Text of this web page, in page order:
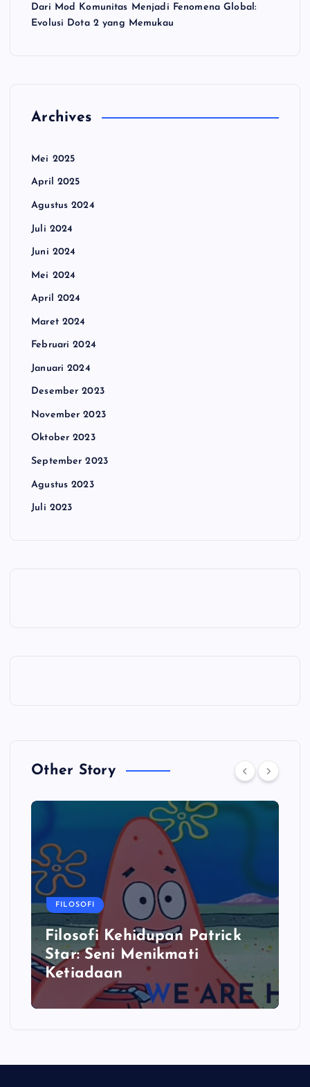
Dari Mod Komunitas Menjadi Fenomena Global:
Evolusi Dota 2 yang Memukau
Archives
Mei 2025
April 2025
Agustus 2024
Juli 2024
Juni 2024
Mei 2024
April 2024
Maret 2024
Februari 2024
Januari 2024
Desember 2023
November 2023
Oktober 2023
September 2023
Agustus 2023
Juli 2023
Other Story
FILOSOFI
Filosofi Kehidupan Patrick
Star: Seni Menikmati
Ketiadaan